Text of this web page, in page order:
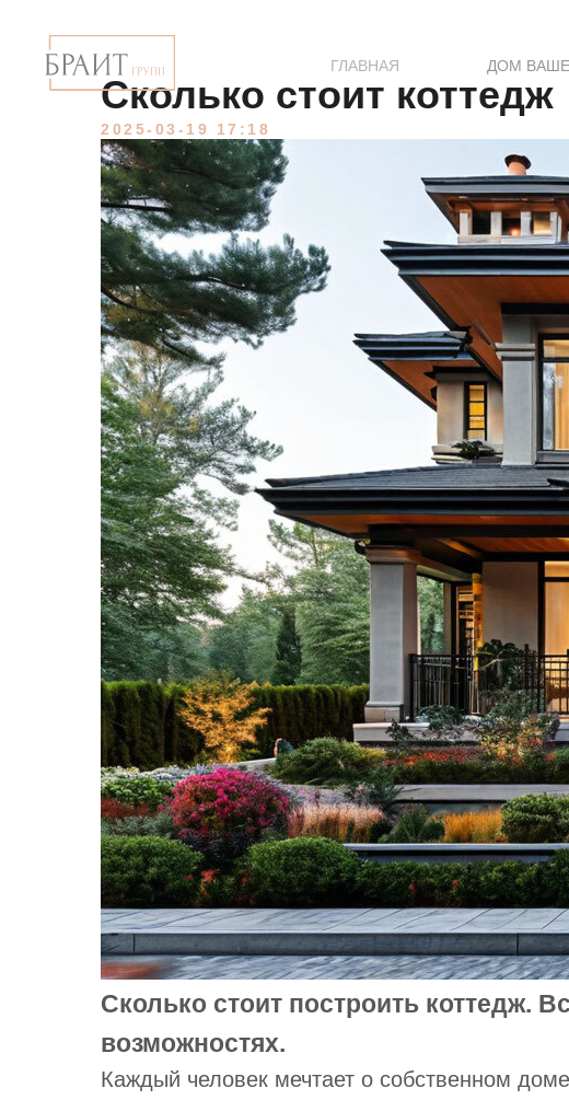
ГЛАВНАЯ ДОМ
Сколько стоит коттедж
2025-03-19 17:18
Сколько стоит построить коттедж.
возможностях.
Каждый человек мечтает о собственном